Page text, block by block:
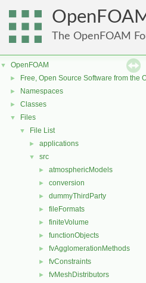
The OpenFOAM
▼ OpenFOAM
► Free, Open Source Software from the
► Namespaces
► Classes
▼ Files
▼ File List
► applications
▼ src
► atmosphericModels
► conversion
► dummyThirdParty
► fileFormats
► finiteVolume
► functionObjects
► fvAgglomerationMethods
► fvConstraints
► fvMeshDistributors